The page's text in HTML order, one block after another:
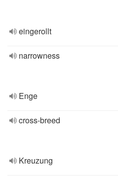
eingerollt
narrowness
Enge
cross-breed
Kreuzung